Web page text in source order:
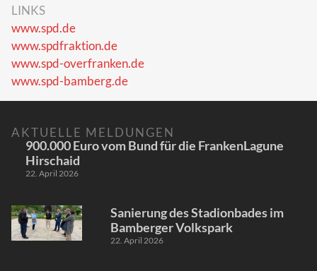
LINKS
www.spd.de
www.spdfraktion.de
www.spd-overfranken.de
www.spd-bamberg.de
AKTUELLE MELDUNGEN
900.000 Euro vom Bund für die FrankenLagune
Hirschaid
22. April 2026
Sanierung des Stadionbades im
Bamberger Volkspark
22. April 2026